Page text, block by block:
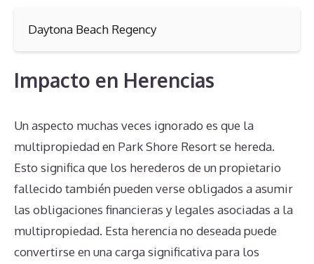
Daytona Beach Regency
Impacto en Herencias
Un aspecto muchas veces ignorado es que la
multipropiedad en Park Shore Resort se hereda.
Esto significa que los herederos de un propietario
fallecido también pueden verse obligados a asumir
las obligaciones financieras y legales asociadas a la
multipropiedad. Esta herencia no deseada puede
convertirse en una carga significativa para los